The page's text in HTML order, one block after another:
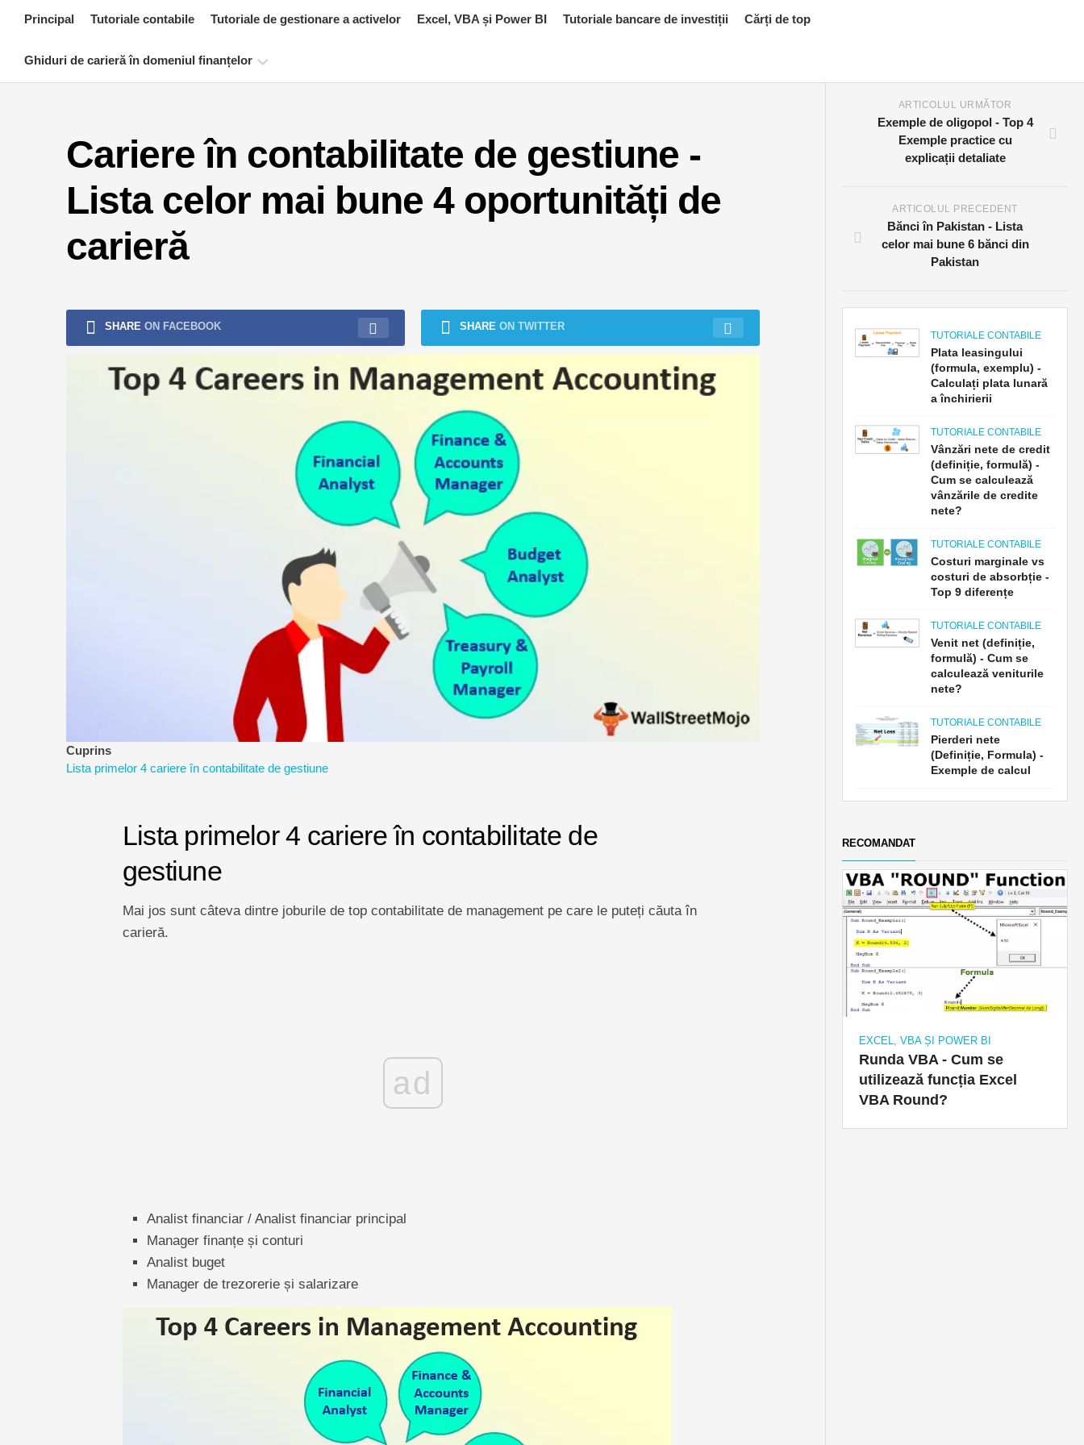
Principal Tutoriale contabile Tutoriale de gestionare a activelor Excel, VBA și Power BI Tutoriale bancare de investiții Cărți de top
Ghiduri de carieră în domeniul finanțelor
certificare
financiară
financiară
Tutoriale
Cariere în contabilitate de gestiune -
Lista celor mai bune 4 oportunități de
carieră
SHARE ON FACEBOOK SHARE ON TWITTER
Cuprins
Lista primelor 4 cariere în contabilitate de gestiune
Lista primelor 4 cariere în contabilitate de
gestiune
Mai jos sunt câteva dintre joburile de top contabilitate de management pe care le puteți căuta în
carieră.
ad
Analist financiar / Analist financiar principal
Manager finanțe și conturi
Analist buget
Manager de trezorerie și salarizare
ARTICOLUL URMĂTOR
Exemple de oligopol - Top 4
Exemple practice cu
explicații detaliate
ARTICOLUL PRECEDENT
Bănci în Pakistan - Lista
celor mai bune 6 bănci din
Pakistan
TUTORIALE CONTABILE
Plata leasingului
(formula, exemplu) -
Calculați plata lunară
a închirierii
TUTORIALE CONTABILE
Vânzări nete de credit
(definiție, formulă) -
Cum se calculează
vânzările de credite
nete?
TUTORIALE CONTABILE
Costuri marginale vs
costuri de absorbție -
Top 9 diferențe
TUTORIALE CONTABILE
Venit net (definiție,
formulă) - Cum se
calculează veniturile
nete?
TUTORIALE CONTABILE
Pierderi nete
(Definiție, Formula) -
Exemple de calcul
RECOMANDAT
EXCEL, VBA ȘI POWER BI
Runda VBA - Cum se
utilizează funcția Excel
VBA Round?